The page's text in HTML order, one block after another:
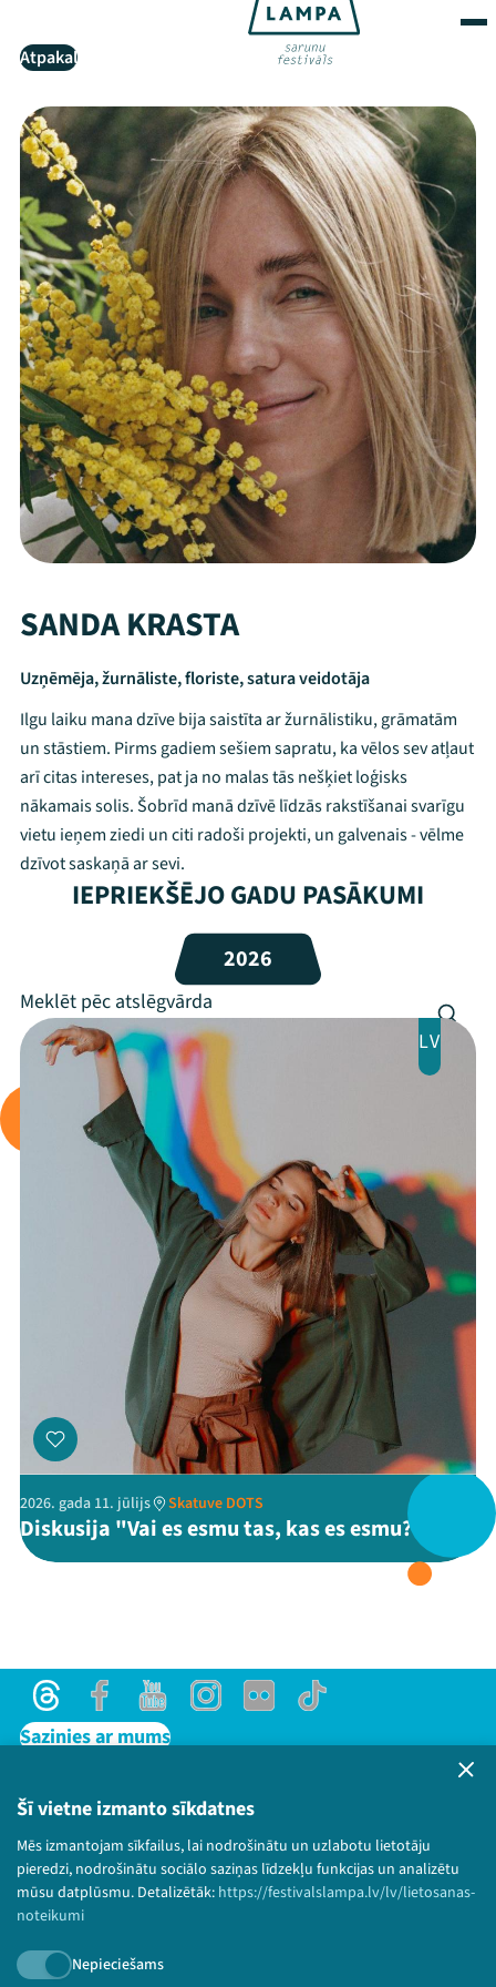
Šī vietne izmanto sīkdatnes
Mēs izmantojam sīkfailus, lai nodrošinātu un uzlabotu lietotāju
pieredzi, nodrošinātu sociālo saziņas līdzekļu funkcijas un analizētu
mūsu datplūsmu. Detalizētāk: https://festivalslampa.lv/lv/lietosanas-
noteikumi
Nepieciešams
Mana programma
Festivāls
Programma
Arhīvs
Viņi bija LAMPĀ 2026
Jaunumi
Ziedo
Veikals
Kontakti
ThreadsFacebookYoutube
X Instagram
Flick TikTok
Atpakaļ
SANDA KRASTA
Uzņēmēja, žurnāliste, floriste, satura veidotāja
Ilgu laiku mana dzīve bija saistīta ar žurnālistiku, grāmatām
un stāstiem. Pirms gadiem sešiem sapratu, ka vēlos sev atļaut
arī citas intereses, pat ja no malas tās nešķiet loģisks
nākamais solis. Šobrīd manā dzīvē līdzās rakstīšanai svarīgu
vietu ieņem ziedi un citi radoši projekti, un galvenais - vēlme
dzīvot saskaņā ar sevi.
IEPRIEKŠĒJO GADU PASĀKUMI
2026
LV
2026. gada 11. jūlijs Skatuve DOTS
Diskusija "Vai es esmu tas, kas es esmu?"
ThreadsFacebookYoutubeInstagram
Flick TikTok
Sazinies ar mums
Lietošanas noteikumi un sīkdatņu politika
Bērnu aizsardzības politika
© 2026 Sarunu festivāls LAMPA Visas tiesības
paturētas.